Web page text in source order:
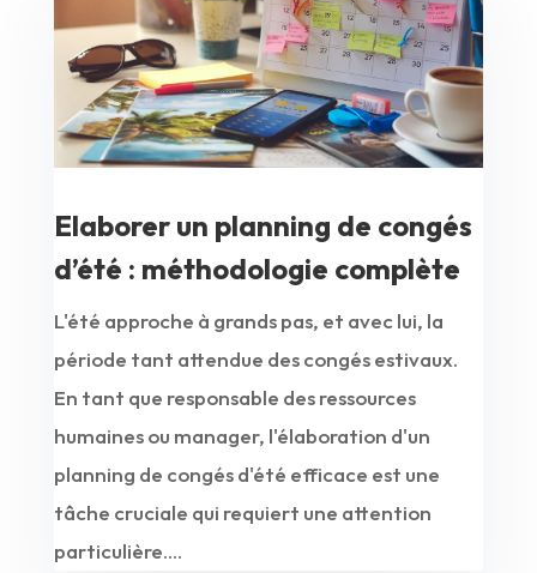
Elaborer un planning de congés
d’été : méthodologie complète
L'été approche à grands pas, et avec lui, la
période tant attendue des congés estivaux.
En tant que responsable des ressources
humaines ou manager, l'élaboration d'un
planning de congés d'été efficace est une
tâche cruciale qui requiert une attention
particulière....